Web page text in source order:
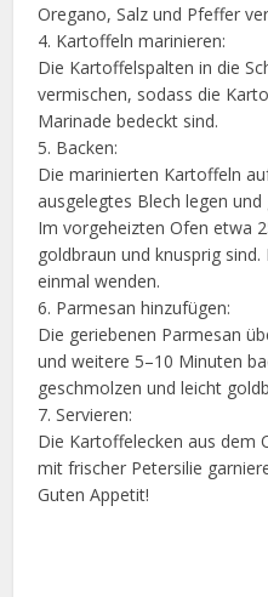
Oregano, Salz und Pfeffer
4. Kartoffeln marinieren:
Die Kartoffelspalten in die
vermischen, sodass die
Marinade bedeckt sind.
5. Backen:
Die marinierten Kartoffeln
ausgelegtes Blech legen
Im vorgeheizten Ofen etwa
goldbraun und knusprig
einmal wenden.
6. Parmesan hinzufügen:
Die geriebenen Parmesan
und weitere 5–10 Minuten
geschmolzen und leicht
7. Servieren:
Die Kartoffelecken aus dem
mit frischer Petersilie
Guten Appetit!